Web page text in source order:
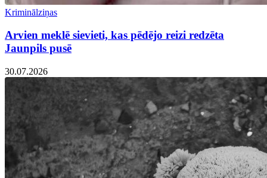
Kriminālziņas
Arvien meklē sievieti, kas pēdējo reizi redzēta
Jaunpils pusē
30.07.2026